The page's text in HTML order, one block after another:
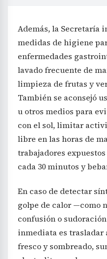
Además, la Secretaría
medidas de higiene
enfermedades
lavado frecuente de
limpieza de frutas y
También se aconsejó
u otros medios para
con el sol, limitar
libre en las horas de
trabajadores
cada 30 minutos y
En caso de detectar
golpe de calor —como
confusión o
inmediata es trasladar
fresco y sombreado,